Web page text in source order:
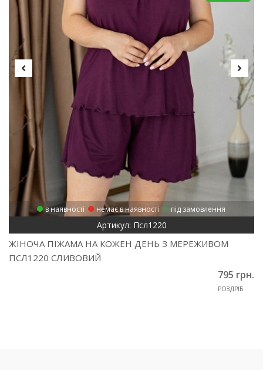
в наявності немає в наявності під замовлення
Артикул: Псл1220
ЖІНОЧА ПІЖАМА НА КОЖЕН ДЕНЬ З МЕРЕЖИВОМ
ПСЛ1220 СЛИВОВИЙ
795 грн.
РОЗДРІБ